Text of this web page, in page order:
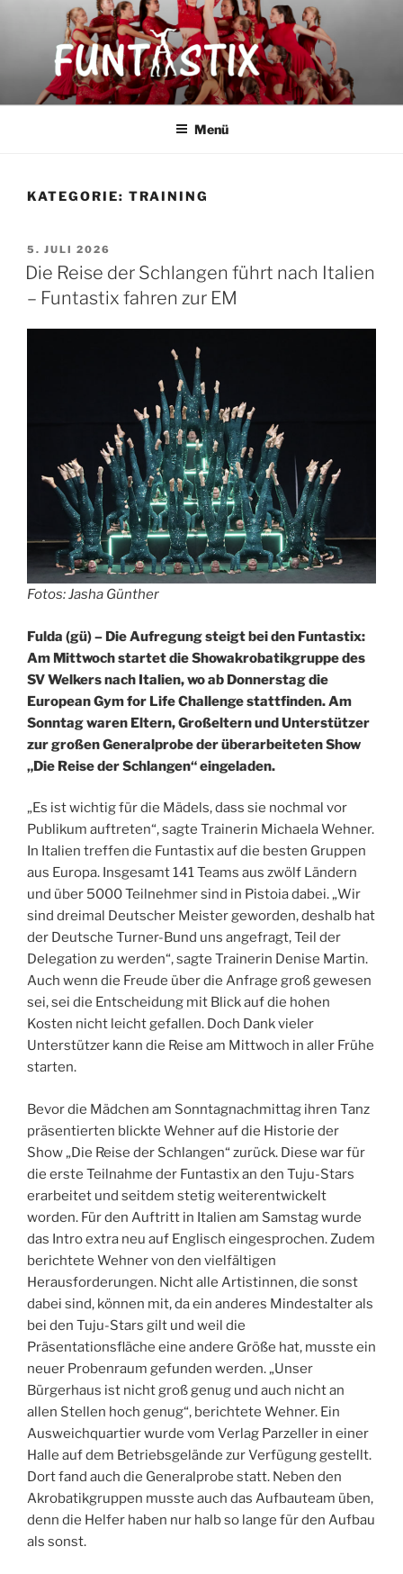
FUNTASTIX
Showakrobatik
Menü
KATEGORIE: TRAINING
VERÖFFENTLICHT
AM
5. JULI 2026
Die Reise der Schlangen führt nach Italien
– Funtastix fahren zur EM
Fotos: Jasha Günther
Fulda (gü) – Die Aufregung steigt bei den Funtastix:
Am Mittwoch startet die Showakrobatikgruppe des
SV Welkers nach Italien, wo ab Donnerstag die
European Gym for Life Challenge stattfinden. Am
Sonntag waren Eltern, Großeltern und Unterstützer
zur großen Generalprobe der überarbeiteten Show
„Die Reise der Schlangen“ eingeladen.
„Es ist wichtig für die Mädels, dass sie nochmal vor
Publikum auftreten“, sagte Trainerin Michaela Wehner.
In Italien treffen die Funtastix auf die besten Gruppen
aus Europa. Insgesamt 141 Teams aus zwölf Ländern
und über 5000 Teilnehmer sind in Pistoia dabei. „Wir
sind dreimal Deutscher Meister geworden, deshalb hat
der Deutsche Turner-Bund uns angefragt, Teil der
Delegation zu werden“, sagte Trainerin Denise Martin.
Auch wenn die Freude über die Anfrage groß gewesen
sei, sei die Entscheidung mit Blick auf die hohen
Kosten nicht leicht gefallen. Doch Dank vieler
Unterstützer kann die Reise am Mittwoch in aller Frühe
starten.
Bevor die Mädchen am Sonntagnachmittag ihren Tanz
präsentierten blickte Wehner auf die Historie der
Show „Die Reise der Schlangen“ zurück. Diese war für
die erste Teilnahme der Funtastix an den Tuju-Stars
erarbeitet und seitdem stetig weiterentwickelt
worden. Für den Auftritt in Italien am Samstag wurde
das Intro extra neu auf Englisch eingesprochen. Zudem
berichtete Wehner von den vielfältigen
Herausforderungen. Nicht alle Artistinnen, die sonst
dabei sind, können mit, da ein anderes Mindestalter als
bei den Tuju-Stars gilt und weil die
Präsentationsfläche eine andere Größe hat, musste ein
neuer Probenraum gefunden werden. „Unser
Bürgerhaus ist nicht groß genug und auch nicht an
allen Stellen hoch genug“, berichtete Wehner. Ein
Ausweichquartier wurde vom Verlag Parzeller in einer
Halle auf dem Betriebsgelände zur Verfügung gestellt.
Dort fand auch die Generalprobe statt. Neben den
Akrobatikgruppen musste auch das Aufbauteam üben,
denn die Helfer haben nur halb so lange für den Aufbau
als sonst.